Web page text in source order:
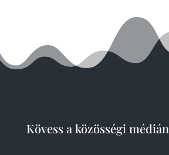
Kövess a közösségi médián